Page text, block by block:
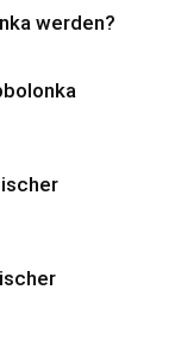
werden?